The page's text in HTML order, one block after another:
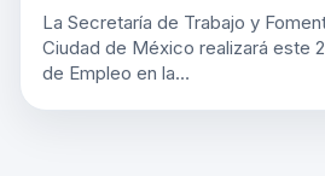
La Secretaría de Trabajo y
Ciudad de México realizará este
de Empleo en la…